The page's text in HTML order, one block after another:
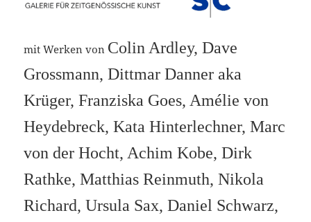
mit Werken von Colin Ardley, Dave
Grossmann, Dittmar Danner aka
Krüger, Franziska Goes, Amélie von
Heydebreck, Kata Hinterlechner, Marc
von der Hocht, Achim Kobe, Dirk
Rathke, Matthias Reinmuth, Nikola
Richard, Ursula Sax, Daniel Schwarz,